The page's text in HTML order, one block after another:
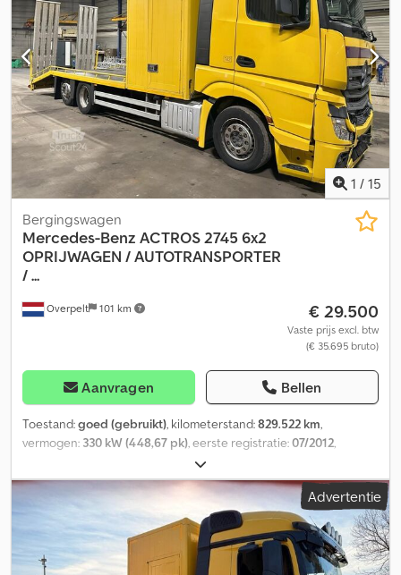
Duits - Frans - Spaans - Italiaans) Beschikbaar via WhatsApp en
Viber. Mobiel: Beschikbaar via WhatsApp en Viber. Bij betaling via
bankoverschrijving dient het geld te worden overgemaakt naar
onze bankrekening hieronder. Controleer altijd de
betaalgegevens op onze website. Neem contact met ons op als u
andere informatie heeft ontvangen. Bij twijfel kunt u ons bellen,
zodat we de factuur en/of betaling kunnen controleren.
Bankgegevens: Naam bank: ING Dwjdpfozpfqksx Ap Aoa Adres
bank: Bijlmerdreef 106 1102 CT Amsterdam IBAN-nummer:
NL97INGB0117176699 EORI/BTW/BELASTING: NL810574901B(01)
BIC/SWIFT: INGBNL2A
1 / 15
Overpelt 101 km
Bergingswagen
Mercedes-Benz ACTROS 2745 6x2
OPRIJWAGEN / AUTOTRANSPORTER
/ ...
€ 29.500
Vaste prijs excl. btw
(€ 35.695 bruto)
Aanvragen Bellen
Toestand:goed (gebruikt), kilometerstand:829.522 km,
vermogen: 330 kW (448,67 pk) , eerste registratie:07/2012
, bandenmaten:
asconfiguratie:6x2, wielbasis:6.250 mm, brandstof:diesel, kleur:
overig, bestuurderscabine: slaapcabine, soort overbrenging:
, emissieklasse: Euro 5, ophanging:lucht, aantal
2, totale lengte: 10.760 mm, totale breedte:2.550 mm,
toegestane aslast (as 1):
8.000 kg , toegestane aslast (as 2):11.500
Advertentie